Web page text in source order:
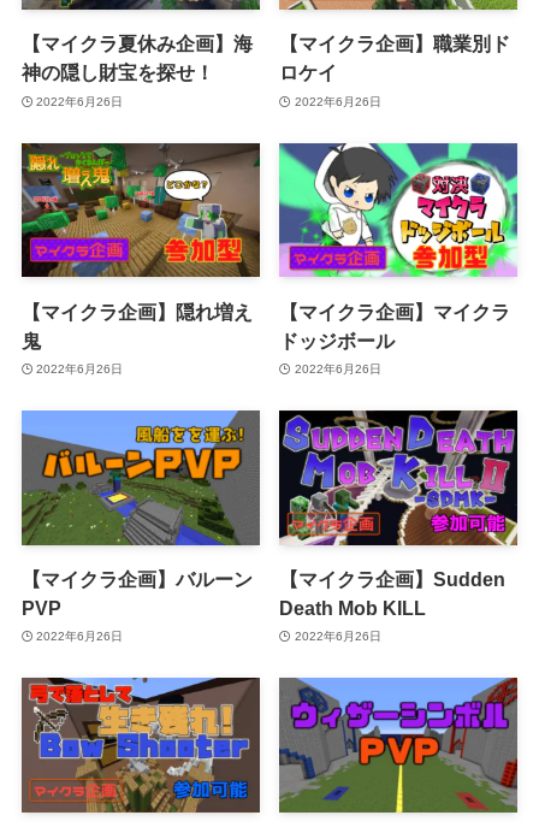
【マイクラ夏休み企画】海
神の隠し財宝を探せ！
2022年6月26日
【マイクラ企画】職業別ド
ロケイ
2022年6月26日
【マイクラ企画】隠れ増え
鬼
2022年6月26日
【マイクラ企画】マイクラ
ドッジボール
2022年6月26日
【マイクラ企画】バルーン
PVP
2022年6月26日
【マイクラ企画】Sudden
Death Mob KILL
2022年6月26日